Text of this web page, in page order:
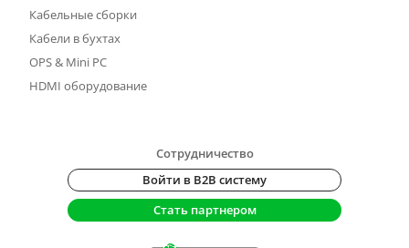
Кабельные сборки
Кабели в бухтах
OPS & Mini PC
HDMI оборудование
Сотрудничество
Войти в B2B систему
Стать партнером